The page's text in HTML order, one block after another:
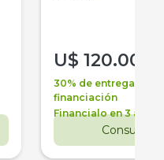
U$ 120.000
30% de entrega +
financiación
Financialo en 3 años
Consultar